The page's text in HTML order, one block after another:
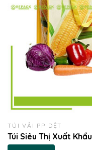
TÚI VẢI PP DỆT
Túi Siêu Thị Xuất Khẩu